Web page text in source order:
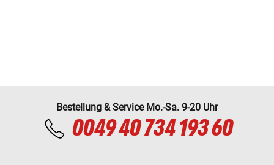
Bestellung & Service Mo.-Sa. 9-20 Uhr
0049 40 734 193 60